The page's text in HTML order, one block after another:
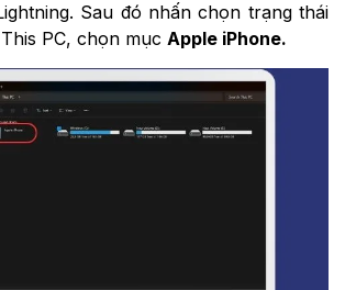
Sau đó nhấn chọn trạng thái
PC, chọn mục Apple iPhone.